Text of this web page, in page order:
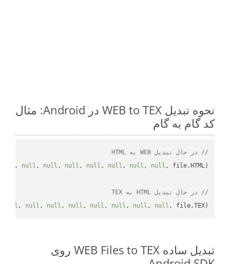
نحوه تبدیل WEB to TEX در Android: مثال
کد گام به گام
// در حال تبدیل WEB به HTML
, null , null , null , null , null , null , null
// در حال تبدیل HTML به TEX
null , null , null , null , null , null , null , null , file.TEX);
تبدیل ساده WEB Files to TEX روی